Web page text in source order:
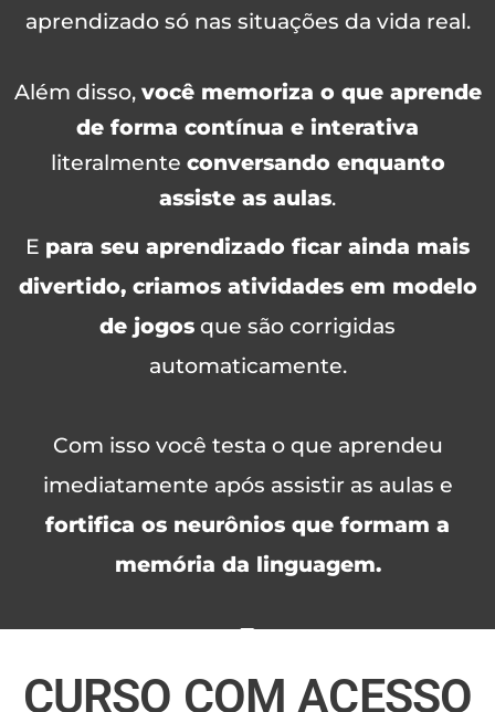
aprendizado só nas situações da vida real.
Além disso, você memoriza o que aprende
de forma contínua e interativa
literalmente conversando enquanto
assiste as aulas.
E para seu aprendizado ficar ainda mais
divertido, criamos atividades em modelo
de jogos que são corrigidas
automaticamente.
Com isso você testa o que aprendeu
imediatamente após assistir as aulas e
fortifica os neurônios que formam a
memória da linguagem.
CURSO COM ACESSO